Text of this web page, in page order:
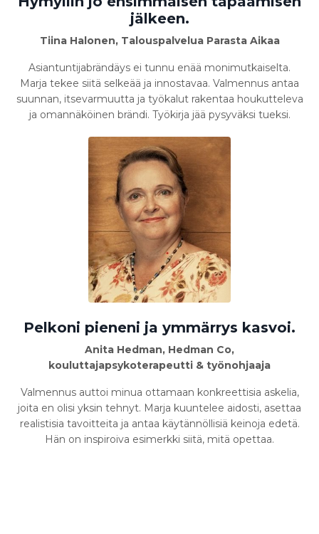
jälkeen.
Tiina Halonen, Talouspalvelua Parasta Aikaa
Asiantuntijabrändäys ei tunnu enää monimutkaiselta.
Marja tekee siitä selkeää ja innostavaa. Valmennus antaa
suunnan, itsevarmuutta ja työkalut rakentaa houkutteleva
ja omannäköinen brändi. Työkirja jää pysyväksi tueksi.
Pelkoni pieneni ja ymmärrys kasvoi.
Anita Hedman, Hedman Co,
kouluttajapsykoterapeutti & työnohjaaja
Valmennus auttoi minua ottamaan konkreettisia askelia,
joita en olisi yksin tehnyt. Marja kuuntelee aidosti, asettaa
realistisia tavoitteita ja antaa käytännöllisiä keinoja edetä.
Hän on inspiroiva esimerkki siitä, mitä opettaa.